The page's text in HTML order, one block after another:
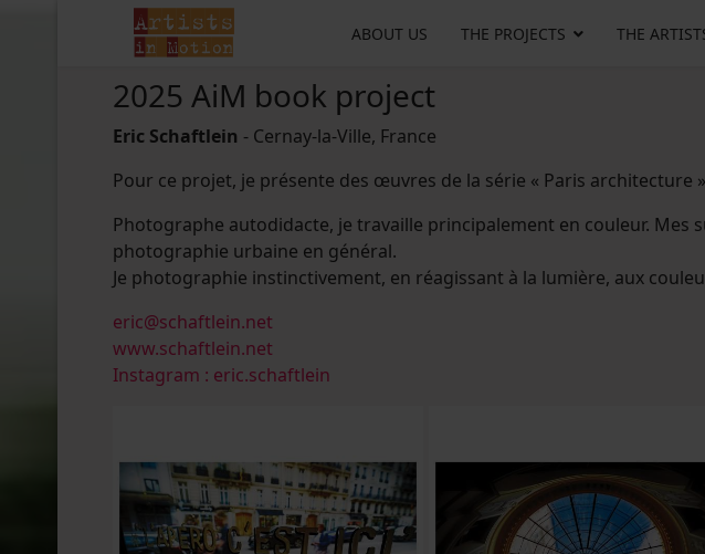
ABOUT US THE PROJECTS THE
2025 AiM book project
Eric Schaftlein - Cernay-la-Ville, France
Pour ce projet, je présente des œuvres de la série « Paris architecture »
Photographe autodidacte, je travaille principalement en couleur. Mes
photographie urbaine en général.
Je photographie instinctivement, en réagissant à la lumière, aux
eric@schaftlein.net
www.schaftlein.net
Instagram : eric.schaftlein